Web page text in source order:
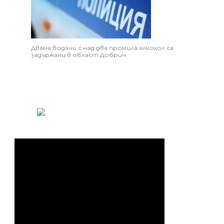
Двама водачи с над два промила алкохол са
задържани в област Добрич